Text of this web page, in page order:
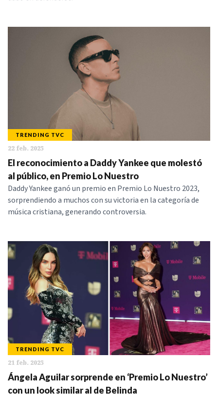
TRENDING TVC
22 feb. 2025
El reconocimiento a Daddy Yankee que molestó
al público, en Premio Lo Nuestro
Daddy Yankee ganó un premio en Premio Lo Nuestro 2023,
sorprendiendo a muchos con su victoria en la categoría de
música cristiana, generando controversia.
TRENDING TVC
21 feb. 2025
Ángela Aguilar sorprende en ‘Premio Lo Nuestro’
con un look similar al de Belinda